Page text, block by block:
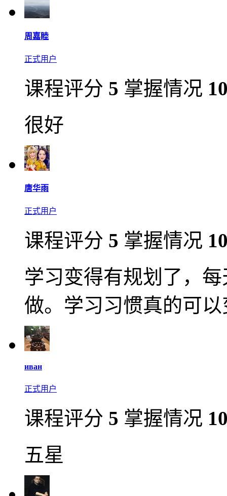
周嘉睦
正式用户
课程评分 5 掌握情况
很好
唐华雨
正式用户
课程评分 5 掌握情况
学习变得有规划了，
做。学习习惯真的可以
иван
正式用户
课程评分 5 掌握情况
五星